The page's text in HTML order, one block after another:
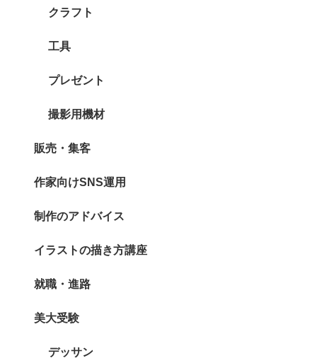
クラフト
工具
プレゼント
撮影用機材
販売・集客
作家向けSNS運用
制作のアドバイス
イラストの描き方講座
就職・進路
美大受験
デッサン